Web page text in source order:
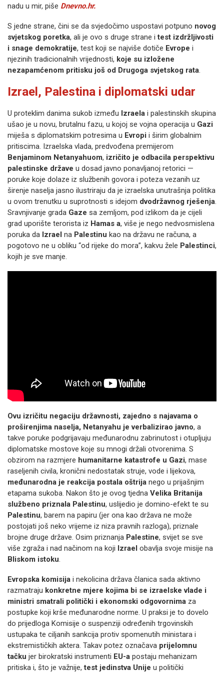
nadu u mir, piše Dnevno.hr.
S jedne strane, čini se da svjedočimo uspostavi potpuno novog
svjetskog poretka, ali je ovo s druge strane itest izdržljivosti
i snage demokratije, test koji se najviše dotiče Evrope i
njezinih tradicionalnih vrijednosti, koje su izložene
nezapamćenom pritisku još od Drugoga svjetskog rata.
Izrael, Palestina i diplomatski udar
U proteklim danima sukob između Izraela i palestinskih skupina
ušao je u novu, brutalnu fazu, u kojoj se vojna operacija u Gazi
miješa s diplomatskim potresima u Evropi i širim globalnim
pritiscima. Izraelska vlada, predvođena premijerom
Benjaminom Netanyahuom, izričito je odbacila perspektivu
palestinske države u dosad javno ponavljanoj retorici —
poruke koje dolaze iz službenih govora i poteza vezanih uz
širenje naselja jasno ilustriraju da je izraelska unutrašnja politika
u ovom trenutku u suprotnosti s idejom dvodržavnog rješenja.
Sravnjivanje grada Gaze sa zemljom, pod izlikom da je cijeli
grad uporište terorista iz Hamas a, više je nego nedvosmislena
poruka da Izrael na Palestinu kao na državu ne računa, a
pogotovo ne u obliku “od rijeke do mora”, kakvu žele Palestinci,
kojih je sve manje.
Ovu izričitu negaciju državnosti, zajedno s najavama o
proširenjima naselja, Netanyahu je verbalizirao javno, a
takve poruke podgrijavaju međunarodnu zabrinutost i otupljuju
diplomatske mostove koje su mnogi držali otvorenima. S
obzirom na razmjere humanitarne katastrofe u Gazi, mase
raseljenih civila, kronični nedostatak struje, vode i lijekova,
međunarodna je reakcija postala oštrija nego u prijašnjim
etapama sukoba. Nakon što je ovog tjedna Velika Britanija
službeno priznala Palestinu, uslijedio je domino-efekt te su
Palestinu, barem na papiru (jer ona kao država ne može
postojati još neko vrijeme iz niza pravnih razloga), priznale
brojne druge države. Osim priznanja Palestine, svijet se sve
više zgraža i nad načinom na koji Izrael obavlja svoje misije na
Bliskom istoku.
Evropska komisija i nekolicina država članica sada aktivno
razmatraju konkretne mjere kojima bi se izraelske vlade i
ministri smatrali politički i ekonomski odgovornima za
postupke koji krše međunarodne norme. U praksi je to dovelo
do prijedloga Komisije o suspenziji određenih trgovinskih
ustupaka te ciljanih sankcija protiv spomenutih ministara i
ekstremističkih aktera. Takav potez označava prijelomnu
tačku jer birokratski instrumenti EU-a postaju mehanizam
pritiska i, što je važnije,test jedinstva Unije u politički